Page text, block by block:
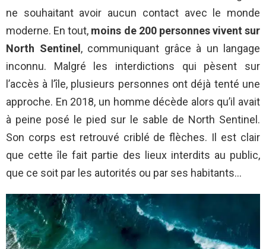
ne souhaitant avoir aucun contact avec le monde
moderne. En tout, moins de 200 personnes vivent sur
North Sentinel , communiquant grâce à un langage
inconnu. Malgré les interdictions qui pèsent sur
l’accès à l’île, plusieurs personnes ont déjà tenté une
approche. En 2018, un homme décède alors qu’il avait
à peine posé le pied sur le sable de North Sentinel.
Son corps est retrouvé criblé de flèches. Il est clair
que cette île fait partie des lieux interdits au public,
que ce soit par les autorités ou par ses habitants…